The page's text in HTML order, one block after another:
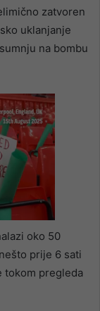
zatvoren
uklanjanje
na bombu
oko 50
prije 6 sati
tokom pregleda